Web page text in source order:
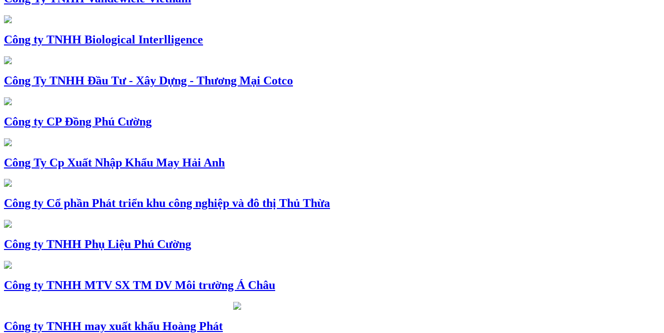
Công ty TNHH Biological Interlligence
Công Ty TNHH Đầu Tư - Xây Dựng - Thương Mại Cotco
Công ty CP Đồng Phú Cường
Công Ty Cp Xuất Nhập Khẩu May Hải Anh
Công ty Cổ phần Phát triển khu công nghiệp và đô thị Thủ Thừa
Công ty TNHH Phụ Liệu Phú Cường
Công ty TNHH MTV SX TM DV Môi trường Á Châu
Công ty TNHH may xuất khẩu Hoàng Phát